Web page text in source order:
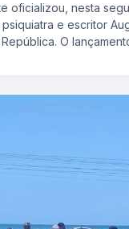
oficializou, nesta
e escritor
O